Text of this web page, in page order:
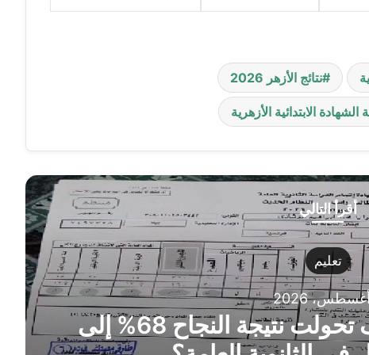
نتائج الأزهر 2026
الشهادة الابتدائية الأزهرية
أقرأ التالي
تعليم
مأساة يمنى وليد.. كيف تحولت نتيجة النجاح 68% إلى